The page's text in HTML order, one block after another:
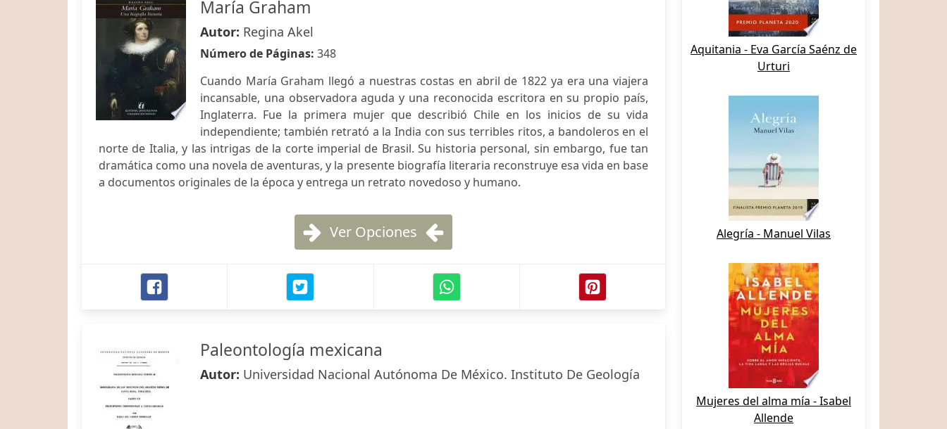
María Graham
Autor: Regina Akel
Número de Páginas: 348
Cuando María Graham llegó a nuestras costas en abril de 1822 ya era una viajera
incansable, una observadora aguda y una reconocida escritora en su propio país,
Inglaterra. Fue la primera mujer que describió Chile en los inicios de su vida
independiente; también retrató a la India con sus terribles ritos, a bandoleros en el
norte de Italia, y las intrigas de la corte imperial de Brasil. Su historia personal, sin embargo, fue tan
dramática como una novela de aventuras, y la presente biografía literaria reconstruye esa vida en base
a documentos originales de la época y entrega un retrato novedoso y humano.
Ver Opciones
Paleontología mexicana
Autor: Universidad Nacional Autónoma De México. Instituto De Geología
Aquitania - Eva García Saénz de
Urturi
Alegría - Manuel Vilas
Mujeres del alma mía - Isabel
Allende